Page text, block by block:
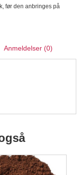
før den anbringes på
Anmeldelser (0)